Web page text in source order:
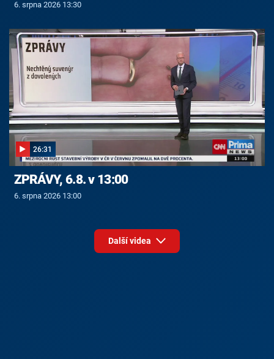
6. srpna 2026 13:30
26:31
ZPRÁVY, 6.8. v 13:00
6. srpna 2026 13:00
Další videa